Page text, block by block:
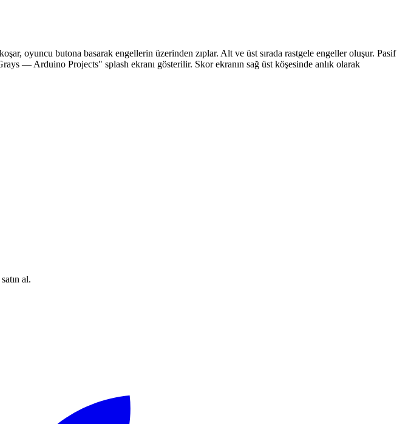
oyuncu butona basarak engellerin üzerinden zıplar. Alt ve üst sırada rastgele engeller oluşur. Pasif
— Arduino Projects" splash ekranı gösterilir. Skor ekranın sağ üst köşesinde anlık olarak
al.